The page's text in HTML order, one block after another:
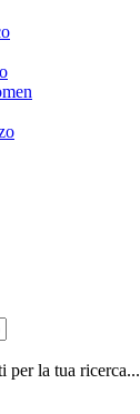
per la tua ricerca...